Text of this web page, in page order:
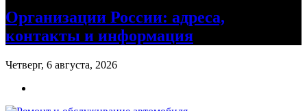
Организации России: адреса,
контакты и информация
Четверг, 6 августа, 2026